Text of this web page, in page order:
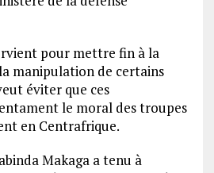
pour mettre fin à la
manipulation de certains
éviter que ces
le moral des troupes
en Centrafrique.
Makaga a tenu à